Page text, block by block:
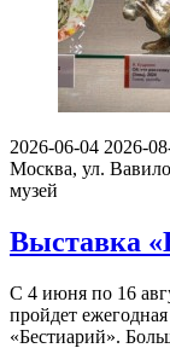
2026-06-04 2026-
Москва, ул.
музей
Выставка
С 4 июня по 16
пройдет
«Бестиарий».